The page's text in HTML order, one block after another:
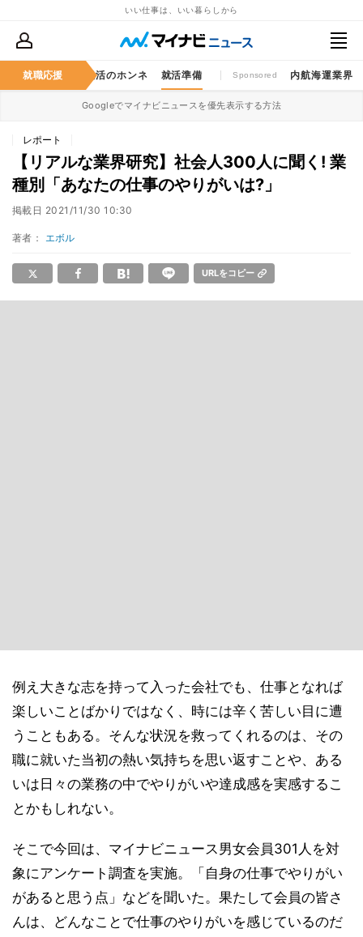
いい仕事は、いい暮らしから
就職応援
仕事のゲンバ 就活のホンネ 就活準備 Sponsored 内航海運業界
Googleでマイナビニュースを優先表示する方法
レポート
【リアルな業界研究】社会人300人に聞く! 業
種別「あなたの仕事のやりがいは?」
掲載日 2021/11/30 10:30
著者： エボル
URLをコピー
例え大きな志を持って入った会社でも、仕事となれば
楽しいことばかりではなく、時には辛く苦しい目に遭
うこともある。そんな状況を救ってくれるのは、その
職に就いた当初の熱い気持ちを思い返すことや、ある
いは日々の業務の中でやりがいや達成感を実感するこ
とかもしれない。
そこで今回は、マイナビニュース男女会員301人を対
象にアンケート調査を実施。「自身の仕事でやりがい
があると思う点」などを聞いた。果たして会員の皆さ
んは、どんなことで仕事のやりがいを感じているのだ